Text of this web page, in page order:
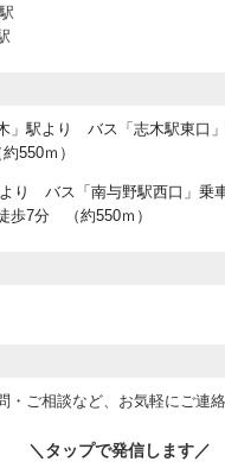
」駅より バス「志木駅東口
550ｍ）
より バス「南与野駅西口」乗
歩7分 （約550ｍ）
・ご相談など、お気軽にご連絡